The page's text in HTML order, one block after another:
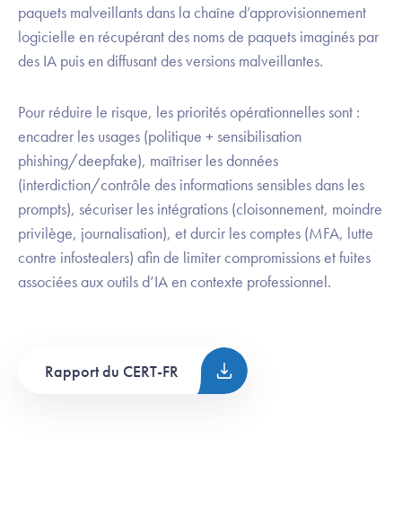
paquets malveillants dans la chaîne d’approvisionnement
logicielle en récupérant des noms de paquets imaginés par
des IA puis en diffusant des versions malveillantes.
Pour réduire le risque, les priorités opérationnelles sont :
encadrer les usages (politique + sensibilisation
phishing/deepfake), maîtriser les données
(interdiction/contrôle des informations sensibles dans les
prompts), sécuriser les intégrations (cloisonnement, moindre
privilège, journalisation), et durcir les comptes (MFA, lutte
contre infostealers) afin de limiter compromissions et fuites
associées aux outils d’IA en contexte professionnel.
Rapport du CERT-FR